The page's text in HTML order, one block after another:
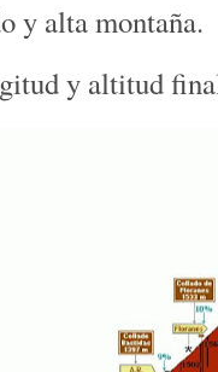
y alta montaña.
y altitud